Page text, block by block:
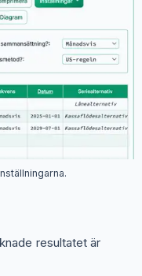
resultatet är